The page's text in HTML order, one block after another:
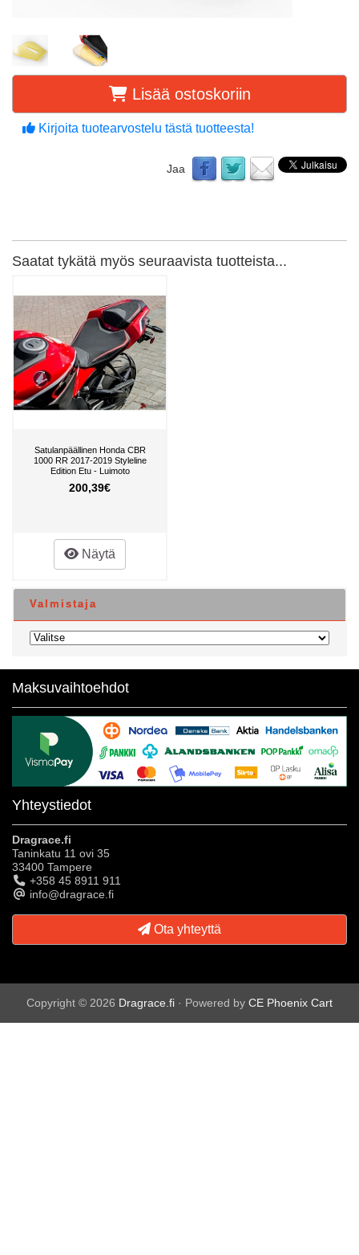
Lisää ostoskoriin
Kirjoita tuotearvostelu tästä tuotteesta!
Jaa
Saatat tykätä myös seuraavista tuotteista...
Satulanpäällinen Honda CBR
1000 RR 2017-2019 Styleline
Edition Etu - Luimoto
200,39€
Näytä
Valmistaja
Maksuvaihtoehdot
Yhteystiedot
Dragrace.fi
Taninkatu 11 ovi 35
33400 Tampere
+358 45 8911 911
info@dragrace.fi
Ota yhteyttä
Copyright © 2026 Dragrace.fi · Powered by CE Phoenix Cart